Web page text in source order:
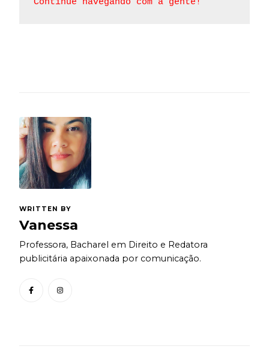
WRITTEN BY
Vanessa
Professora, Bacharel em Direito e Redatora
publicitária apaixonada por comunicação.